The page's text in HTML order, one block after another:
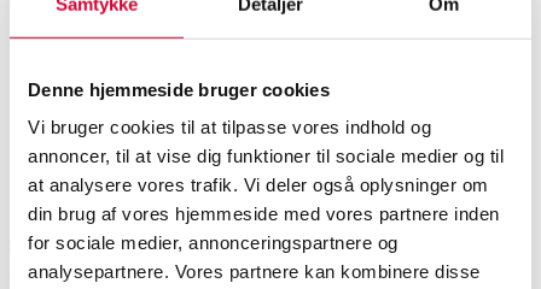
Denne hjemmeside bruger cookies
Vi bruger cookies til at tilpasse vores indhold og
annoncer, til at vise dig funktioner til sociale medier og til
at analysere vores trafik. Vi deler også oplysninger om
din brug af vores hjemmeside med vores partnere inden
for sociale medier, annonceringspartnere og
analysepartnere. Vores partnere kan kombinere disse
Spiritus
Pure Gold'. Likør med
guldflager. (OC)(6)
SHOWROOM
Odense
VURDERING
DKK 1.300
VARENUMMER
6539201
Momsvare